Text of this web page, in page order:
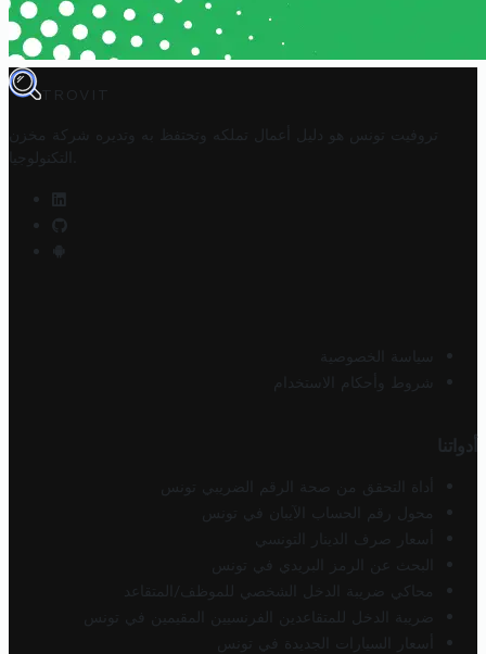
TROVIT
تروفيت تونس هو دليل أعمال تملكه وتحتفظ به وتديره
شركة مخزن
التكنولوجيا
سياسة الخصوصية
شروط وأحكام الاستخدام
أدواتنا
أداة التحقق من صحة الرقم الضريبي تونس
محول رقم الحساب الآيبان في تونس
أسعار صرف الدينار التونسي
البحث عن الرمز البريدي في تونس
محاكي ضريبة الدخل الشخصي للموظف/المتقاعد
ضريبة الدخل للمتقاعدين الفرنسيين المقيمين في تونس
أسعار السيارات الجديدة في تونس